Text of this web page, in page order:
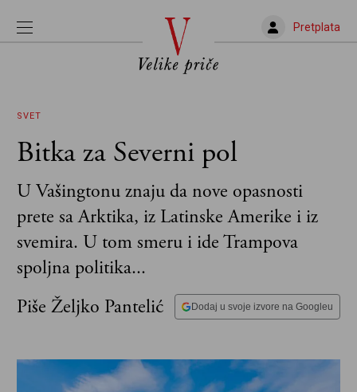
Pretplata
SVET
Bitka za Severni pol
U Vašingtonu znaju da nove opasnosti
prete sa Arktika, iz Latinske Amerike i iz
svemira. U tom smeru i ide Trampova
spoljna politika...
Piše Željko Pantelić
Dodaj u svoje izvore na Googleu